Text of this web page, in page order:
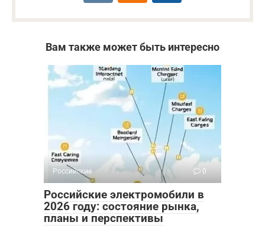
Вам также может быть интересно
Российские 0
Российские электромобили в
2026 году: состояние рынка,
планы и перспективы